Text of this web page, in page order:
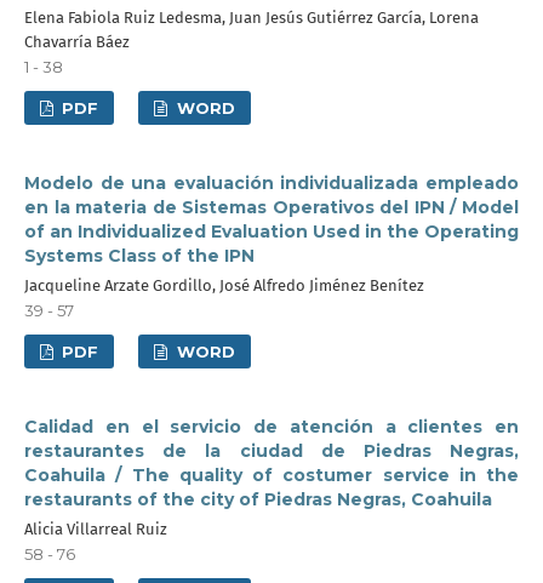
Elena Fabiola Ruiz Ledesma, Juan Jesús Gutiérrez García, Lorena
Chavarría Báez
1 - 38
PDF WORD
Modelo de una evaluación individualizada empleado
en la materia de Sistemas Operativos del IPN / Model
of an Individualized Evaluation Used in the Operating
Systems Class of the IPN
Jacqueline Arzate Gordillo, José Alfredo Jiménez Benítez
39 - 57
PDF WORD
Calidad en el servicio de atención a clientes en
restaurantes de la ciudad de Piedras Negras,
Coahuila / The quality of costumer service in the
restaurants of the city of Piedras Negras, Coahuila
Alicia Villarreal Ruiz
58 - 76